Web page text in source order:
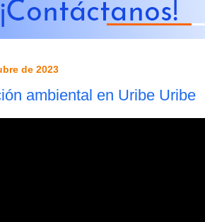
de 2023
ambiental en Uribe Uribe